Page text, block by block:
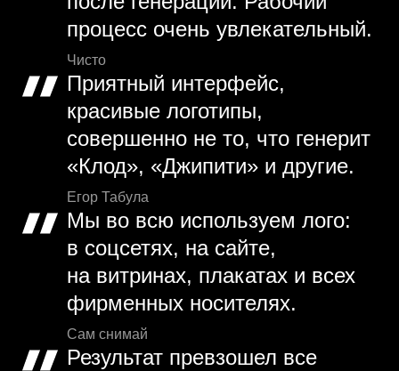
процесс очень увлекательный.
Чисто
Приятный интерфейс,
красивые логотипы,
совершенно не то, что генерит
«Клод», «Джипити» и другие.
Егор Табула
Мы во всю используем лого:
в соцсетях, на сайте,
на витринах, плакатах и всех
фирменных носителях.
Сам снимай
Результат превзошел все